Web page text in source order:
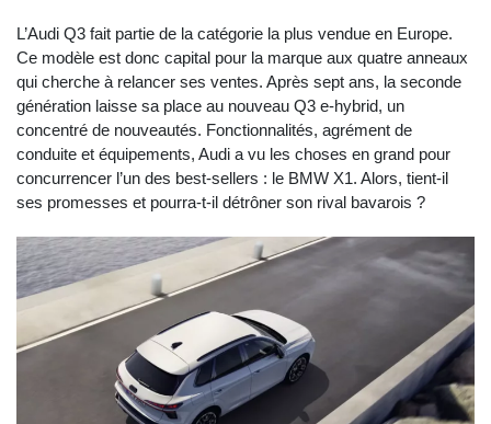
L’Audi Q3 fait partie de la catégorie la plus vendue en Europe.
Ce modèle est donc capital pour la marque aux quatre anneaux
qui cherche à relancer ses ventes. Après sept ans, la seconde
génération laisse sa place au nouveau Q3 e-hybrid, un
concentré de nouveautés. Fonctionnalités, agrément de
conduite et équipements, Audi a vu les choses en grand pour
concurrencer l’un des best-sellers : le BMW X1. Alors, tient-il
ses promesses et pourra-t-il détrôner son rival bavarois ?